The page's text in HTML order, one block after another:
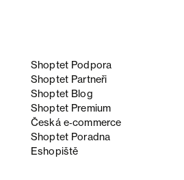
Shoptet Podpora
Shoptet Partneři
Shoptet Blog
Shoptet Premium
Česká e‑commerce
Shoptet Poradna
Eshopiště